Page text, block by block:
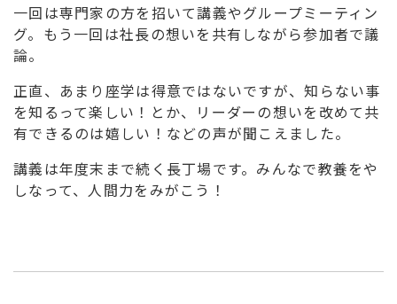
一回は専門家の方を招いて講義やグループミーティン
グ。もう一回は社長の想いを共有しながら参加者で議
論。
正直、あまり座学は得意ではないですが、知らない事
を知るって楽しい！とか、リーダーの想いを改めて共
有できるのは嬉しい！などの声が聞こえました。
講義は年度末まで続く長丁場です。みんなで教養をや
しなって、人間力をみがこう！